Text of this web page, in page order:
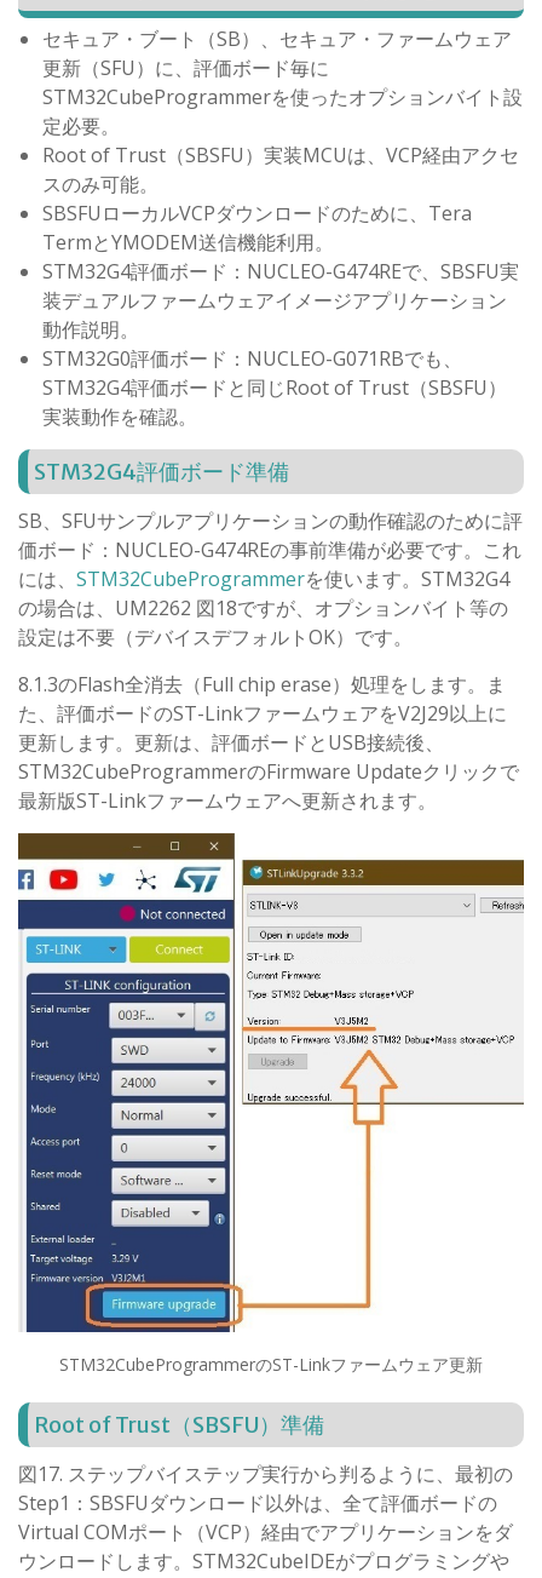
セキュア・ブート（SB）、セキュア・ファームウェア
更新（SFU）に、評価ボード毎に
STM32CubeProgrammerを使ったオプションバイト設
定必要。
Root of Trust（SBSFU）実装MCUは、VCP経由アクセ
スのみ可能。
SBSFUローカルVCPダウンロードのために、Tera
TermとYMODEM送信機能利用。
STM32G4評価ボード：NUCLEO-G474REで、SBSFU実
装デュアルファームウェアイメージアプリケーション
動作説明。
STM32G0評価ボード：NUCLEO-G071RBでも、
STM32G4評価ボードと同じRoot of Trust（SBSFU）
実装動作を確認。
STM32G4評価ボード準備
SB、SFUサンプルアプリケーションの動作確認のために評
価ボード：NUCLEO-G474REの事前準備が必要です。これ
には、 STM32CubeProgrammerを使います。STM32G4
の場合は、UM2262 図18ですが、オプションバイト等の
設定は不要（デバイスデフォルトOK）です。
8.1.3のFlash全消去（Full chip erase）処理をします。ま
た、評価ボードのST-LinkファームウェアをV2J29以上に
更新します。更新は、評価ボードとUSB接続後、
STM32CubeProgrammerのFirmware Updateクリックで
最新版ST-Linkファームウェアへ更新されます。
STM32CubeProgrammerのST-Linkファームウェア更新
Root of Trust（SBSFU）準備
図17. ステップバイステップ実行から判るように、最初の
Step1：SBSFUダウンロード以外は、全て評価ボードの
Virtual COMポート（VCP）経由でアプリケーションをダ
ウンロードします。STM32CubeIDEがプログラミングや